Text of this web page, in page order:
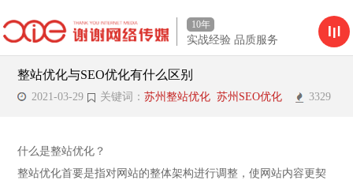
10年
实战经验 品质服务
整站优化与SEO优化有什么区别
2021-03-29 关键词：苏州整站优化苏州SEO优化 3329
什么是整站优化？
整站优化首要是指对网站的整体架构进行调整，使网站内容更契